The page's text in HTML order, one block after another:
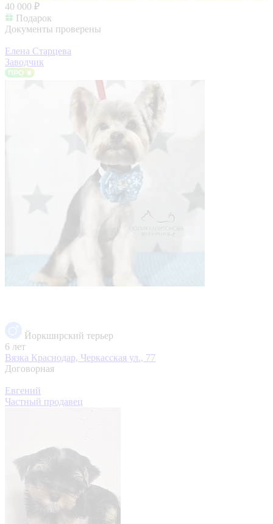
40 000 ₽
Подарок
Документы проверены
Елена Старцева
Заводчик
Йоркширский терьер
6 лет
Вязка Краснодар, Черкасская ул., 77
Договорная
Евгений
Частный продавец